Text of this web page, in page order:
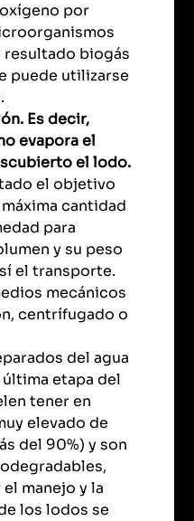
por
resultado biogás
puede utilizarse
Es decir,
evapora el
el lodo.
el objetivo
cantidad
para
y su peso
el transporte.
mecánicos
centrífugado o
del agua
etapa del
tener en
elevado de
del 90%) y son
manejo y la
los lodos se